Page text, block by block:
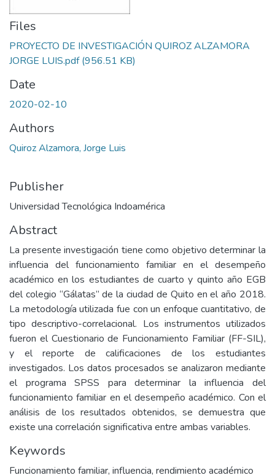
Files
PROYECTO DE INVESTIGACIÓN QUIROZ ALZAMORA
JORGE LUIS.pdf(956.51 KB)
Date
2020-02-10
Authors
Quiroz Alzamora, Jorge Luis
Publisher
Universidad Tecnológica Indoamérica
Abstract
La presente investigación tiene como objetivo determinar la
influencia del funcionamiento familiar en el desempeño
académico en los estudiantes de cuarto y quinto año EGB
del colegio “Gálatas” de la ciudad de Quito en el año 2018.
La metodología utilizada fue con un enfoque cuantitativo, de
tipo descriptivo-correlacional. Los instrumentos utilizados
fueron el Cuestionario de Funcionamiento Familiar (FF-SIL),
y el reporte de calificaciones de los estudiantes
investigados. Los datos procesados se analizaron mediante
el programa SPSS para determinar la influencia del
funcionamiento familiar en el desempeño académico. Con el
análisis de los resultados obtenidos, se demuestra que
existe una correlación significativa entre ambas variables.
Keywords
Funcionamiento familiar, influencia, rendimiento académico